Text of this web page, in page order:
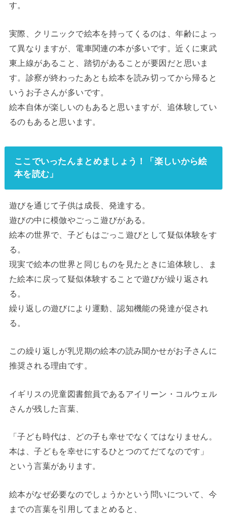
す。
実際、クリニックで絵本を持ってくるのは、年齢によっ
て異なりますが、電車関連の本が多いです。近くに東武
東上線があること、踏切があることが要因だと思いま
す。診察が終わったあとも絵本を読み切ってから帰ると
いうお子さんが多いです。
絵本自体が楽しいのもあると思いますが、追体験してい
るのもあると思います。
ここでいったんまとめましょう！「楽しいから絵
本を読む」
遊びを通じて子供は成長、発達する。
遊びの中に模倣やごっこ遊びがある。
絵本の世界で、子どもはごっこ遊びとして疑似体験をす
る。
現実で絵本の世界と同じものを見たときに追体験し、ま
た絵本に戻って疑似体験することで遊びが繰り返され
る。
繰り返しの遊びにより運動、認知機能の発達が促され
る。
この繰り返しが乳児期の絵本の読み聞かせがお子さんに
推奨される理由です。
イギリスの児童図書館員であるアイリーン・コルウェル
さんが残した言葉、
「子ども時代は、どの子も幸せでなくてはなりません。
本は、子どもを幸せにするひとつのてだてなのです」
という言葉があります。
絵本がなぜ必要なのでしょうかという問いについて、今
までの言葉を引用してまとめると、